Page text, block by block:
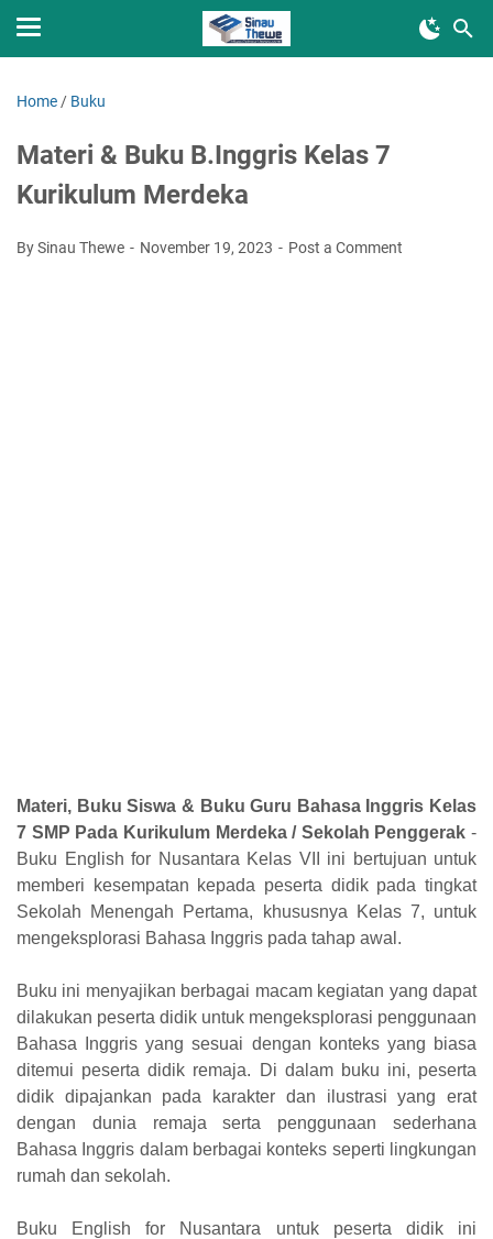
Home / Buku
Materi & Buku B.Inggris Kelas 7
Kurikulum Merdeka
By Sinau Thewe November 19, 2023 Post a Comment
Materi, Buku Siswa & Buku Guru Bahasa Inggris Kelas
7 SMP Pada Kurikulum Merdeka / Sekolah Penggerak -
Buku English for Nusantara Kelas VII ini bertujuan untuk
memberi
kesempatan kepada peserta didik pada tingkat
Sekolah Menengah Pertama,
khususnya Kelas 7, untuk
mengeksplorasi Bahasa Inggris pada tahap awal.
Buku ini menyajikan berbagai macam kegiatan yang dapat
dilakukan peserta didik untuk mengeksplorasi penggunaan
Bahasa Inggris yang sesuai dengan konteks yang biasa
ditemui peserta didik remaja. Di dalam buku ini, peserta
didik dipajankan pada karakter dan ilustrasi yang erat
dengan dunia remaja serta penggunaan sederhana
Bahasa Inggris dalam berbagai konteks seperti lingkungan
rumah dan sekolah.
Buku English for Nusantara untuk peserta didik ini